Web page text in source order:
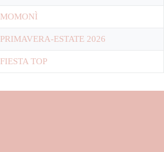
MOMONÌ
PRIMAVERA-ESTATE 2026
FIESTA TOP